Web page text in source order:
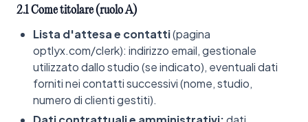
2.1 Come titolare (ruolo A)
Lista d'attesa e contatti(pagina
optlyx.com/clerk): indirizzo email, gestionale
utilizzato dallo studio (se indicato), eventuali dati
forniti nei contatti successivi (nome, studio,
numero di clienti gestiti).